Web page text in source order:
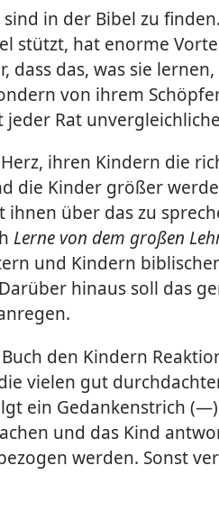
in der Bibel zu
stützt, hat enorme
das, was sie
von ihrem
Rat
ihren Kindern die
die Kinder größer
über das zu
Lerne von dem großen
und Kindern
hinaus soll das
den Kindern
vielen gut
ein Gedankenstrich
und das Kind
werden. Sonst